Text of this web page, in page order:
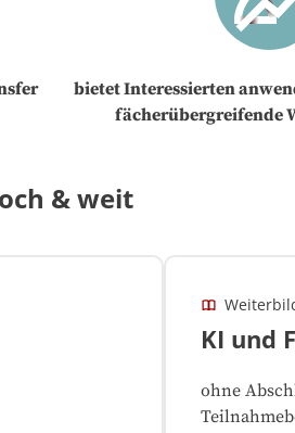
bietet Interessierten
fächerübergreifende
& weit
KI und
ohne